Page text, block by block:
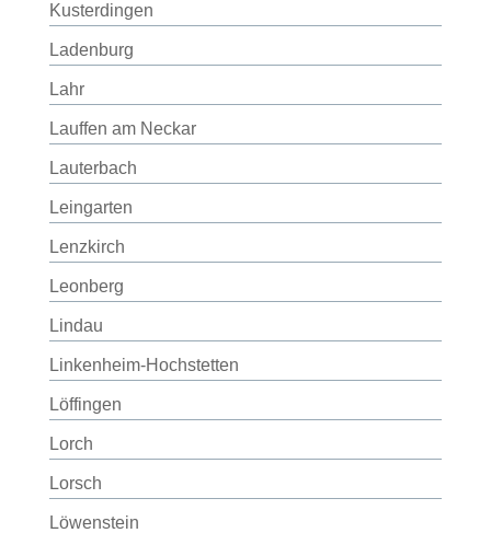
Kusterdingen
Ladenburg
Lahr
Lauffen am Neckar
Lauterbach
Leingarten
Lenzkirch
Leonberg
Lindau
Linkenheim-Hochstetten
Löffingen
Lorch
Lorsch
Löwenstein